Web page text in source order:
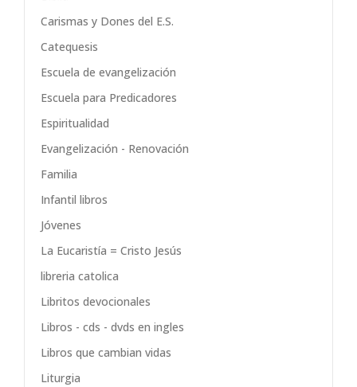
Carismas y Dones del E.S.
Catequesis
Escuela de evangelización
Escuela para Predicadores
Espiritualidad
Evangelización - Renovación
Familia
Infantil libros
Jóvenes
La Eucaristía = Cristo Jesús
libreria catolica
Libritos devocionales
Libros - cds - dvds en ingles
Libros que cambian vidas
Liturgia